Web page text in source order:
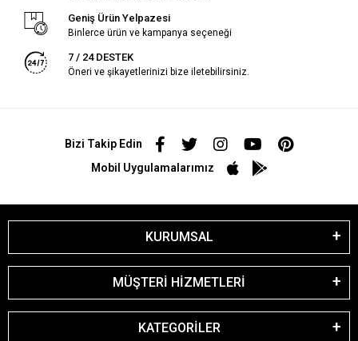
Geniş Ürün Yelpazesi
Binlerce ürün ve kampanya seçeneği
7 / 24 DESTEK
Öneri ve şikayetlerinizi bize iletebilirsiniz.
Bizi Takip Edin
Mobil Uygulamalarımız
KURUMSAL
MÜŞTERİ HİZMETLERİ
KATEGORİLER